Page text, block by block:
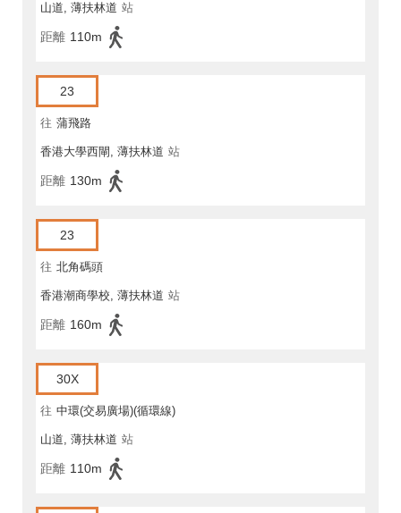
山道, 薄扶林道 站
距離 110m
23
往 蒲飛路
香港大學西閘, 薄扶林道 站
距離 130m
23
往 北角碼頭
香港潮商學校, 薄扶林道 站
距離 160m
30X
往 中環(交易廣場)(循環線)
山道, 薄扶林道 站
距離 110m